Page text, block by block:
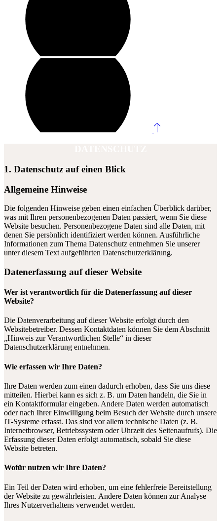
1. Datenschutz auf einen Blick
Allgemeine Hinweise
Die folgenden Hinweise geben einen einfachen Überblick darüber,
was mit Ihren personenbezogenen Daten passiert, wenn Sie diese
Website besuchen. Personenbezogene Daten sind alle Daten, mit
denen Sie persönlich identifiziert werden können. Ausführliche
Informationen zum Thema Datenschutz entnehmen Sie unserer
unter diesem Text aufgeführten Datenschutzerklärung.
Datenerfassung auf dieser Website
Wer ist verantwortlich für die Datenerfassung auf dieser
Website?
Die Datenverarbeitung auf dieser Website erfolgt durch den
Websitebetreiber. Dessen Kontaktdaten können Sie dem Abschnitt
„Hinweis zur Verantwortlichen Stelle“ in dieser
Datenschutzerklärung entnehmen.
Wie erfassen wir Ihre Daten?
Ihre Daten werden zum einen dadurch erhoben, dass Sie uns diese
mitteilen. Hierbei kann es sich z. B. um Daten handeln, die Sie in
ein Kontaktformular eingeben. Andere Daten werden automatisch
oder nach Ihrer Einwilligung beim Besuch der Website durch unsere
IT-Systeme erfasst. Das sind vor allem technische Daten (z. B.
Internetbrowser, Betriebssystem oder Uhrzeit des Seitenaufrufs). Die
Erfassung dieser Daten erfolgt automatisch, sobald Sie diese
Website betreten.
Wofür nutzen wir Ihre Daten?
Ein Teil der Daten wird erhoben, um eine fehlerfreie Bereitstellung
der Website zu gewährleisten. Andere Daten können zur Analyse
Ihres Nutzerverhaltens verwendet werden.